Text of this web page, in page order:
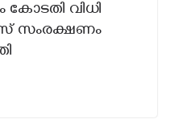
കോടതി വിധി
സംരക്ഷണം